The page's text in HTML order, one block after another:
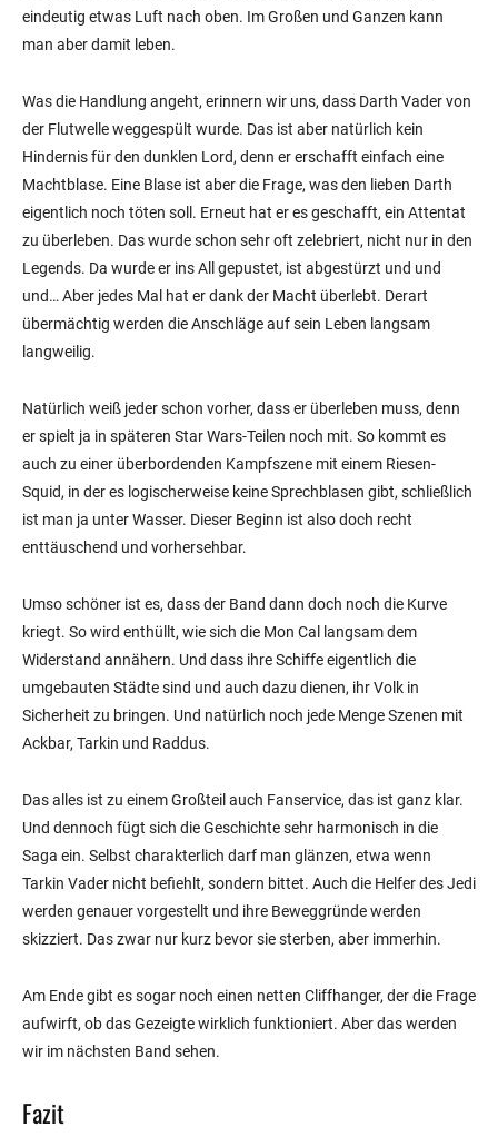
eindeutig etwas Luft nach oben. Im Großen und Ganzen kann
man aber damit leben.
Was die Handlung angeht, erinnern wir uns, dass Darth Vader von
der Flutwelle weggespült wurde. Das ist aber natürlich kein
Hindernis für den dunklen Lord, denn er erschafft einfach eine
Machtblase. Eine Blase ist aber die Frage, was den lieben Darth
eigentlich noch töten soll. Erneut hat er es geschafft, ein Attentat
zu überleben. Das wurde schon sehr oft zelebriert, nicht nur in den
Legends. Da wurde er ins All gepustet, ist abgestürzt und und
und… Aber jedes Mal hat er dank der Macht überlebt. Derart
übermächtig werden die Anschläge auf sein Leben langsam
langweilig.
Natürlich weiß jeder schon vorher, dass er überleben muss, denn
er spielt ja in späteren Star Wars-Teilen noch mit. So kommt es
auch zu einer überbordenden Kampfszene mit einem Riesen-
Squid, in der es logischerweise keine Sprechblasen gibt, schließlich
ist man ja unter Wasser. Dieser Beginn ist also doch recht
enttäuschend und vorhersehbar.
Umso schöner ist es, dass der Band dann doch noch die Kurve
kriegt. So wird enthüllt, wie sich die Mon Cal langsam dem
Widerstand annähern. Und dass ihre Schiffe eigentlich die
umgebauten Städte sind und auch dazu dienen, ihr Volk in
Sicherheit zu bringen. Und natürlich noch jede Menge Szenen mit
Ackbar, Tarkin und Raddus.
Das alles ist zu einem Großteil auch Fanservice, das ist ganz klar.
Und dennoch fügt sich die Geschichte sehr harmonisch in die
Saga ein. Selbst charakterlich darf man glänzen, etwa wenn
Tarkin Vader nicht befiehlt, sondern bittet. Auch die Helfer des Jedi
werden genauer vorgestellt und ihre Beweggründe werden
skizziert. Das zwar nur kurz bevor sie sterben, aber immerhin.
Am Ende gibt es sogar noch einen netten Cliffhanger, der die Frage
aufwirft, ob das Gezeigte wirklich funktioniert. Aber das werden
wir im nächsten Band sehen.
Fazit